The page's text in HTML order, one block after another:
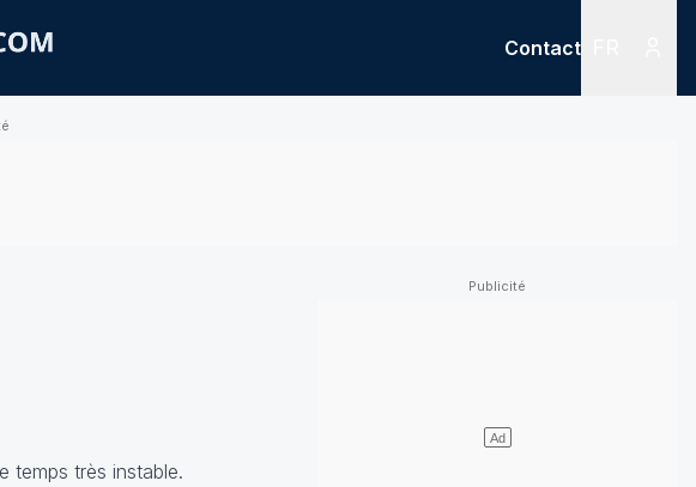
Contact
temps très instable.